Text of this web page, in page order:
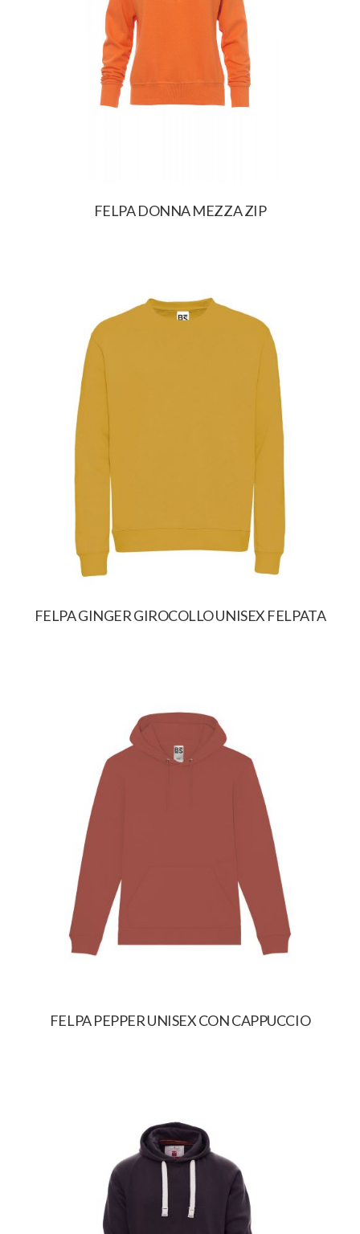
FELPA DONNA MEZZA ZIP
FELPA GINGER GIROCOLLO UNISEX FELPATA
FELPA PEPPER UNISEX CON CAPPUCCIO